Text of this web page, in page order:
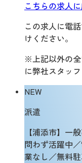
こちらの求人
この求人に電
けください。
※上記以外の全
に弊社スタッ
NEW
派遣
【浦添市】一
問わず活躍中
業なし／無料